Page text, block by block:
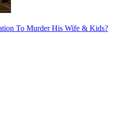
To Murder His Wife & Kids?